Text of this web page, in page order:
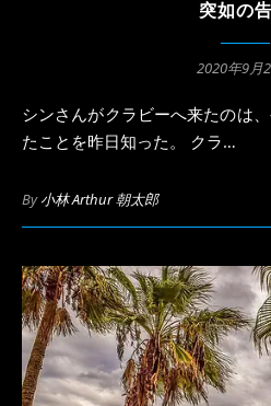
突如の
2020年9月
シンさんがクラビーへ来たのは、やはりはじめてではなかっ
たことを昨日知った。 クラ…
By小林 Arthur 朝太郎